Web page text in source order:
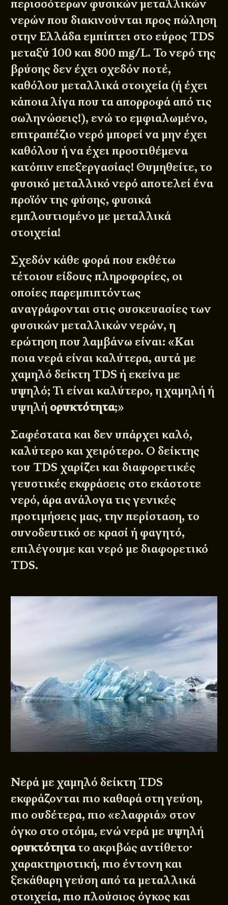
περισσότερων φυσικών μεταλλικών
νερών που διακινούνται προς πώληση
στην Ελλάδα εμπίπτει στο εύρος TDS
μεταξύ 100 και 800 mg/L. Το νερό της
βρύσης δεν έχει σχεδόν ποτέ,
καθόλου μεταλλικά στοιχεία (ή έχει
κάποια λίγα που τα απορροφά από τις
σωληνώσεις!), ενώ το εμφιαλωμένο,
επιτραπέζιο νερό μπορεί να μην έχει
καθόλου ή να έχει προστιθέμενα
κατόπιν επεξεργασίας! Θυμηθείτε, το
φυσικό μεταλλικό νερό αποτελεί ένα
προϊόν της φύσης, φυσικά
εμπλουτισμένο με μεταλλικά
στοιχεία!
Σχεδόν κάθε φορά που εκθέτω
τέτοιου είδους πληροφορίες, οι
οποίες παρεμπιπτόντως
αναγράφονται στις συσκευασίες των
φυσικών μεταλλικών νερών, η
ερώτηση που λαμβάνω είναι: «Και
ποια νερά είναι καλύτερα, αυτά με
χαμηλό δείκτη TDS ή εκείνα με
υψηλό; Τι είναι καλύτερο, η χαμηλή ή
υψηλή ορυκτότητα;»
Σαφέστατα και δεν υπάρχει καλό,
καλύτερο και χειρότερο. Ο δείκτης
του TDS χαρίζει και διαφορετικές
γευστικές εκφράσεις στο εκάστοτε
νερό, άρα ανάλογα τις γενικές
προτιμήσεις μας, την περίσταση, το
συνοδευτικό σε κρασί ή φαγητό,
επιλέγουμε και νερό με διαφορετικό
TDS.
Νερά με χαμηλό δείκτη TDS
εκφράζονται πιο καθαρά στη γεύση,
πιο ουδέτερα, πιο «ελαφριά» στον
όγκο στο στόμα, ενώ νερά με υψηλή
ορυκτότητατο ακριβώς αντίθετο·
χαρακτηριστική, πιο έντονη και
ξεκάθαρη γεύση από τα μεταλλικά
στοιχεία, πιο πλούσιος όγκος και